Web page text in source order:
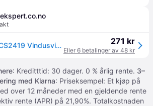
EINPARTS EPWBDCS2419 Vindusviskere 480mm, Flatt viskeblad, Sett 271 kr
Eller 6 betalinger av 48 kr
: Kreditttid: 30 dager. 0 % årlig rente. 3–
med Klarna: Priseksempel: Et kjøp på
over 12 måneder med en gjeldende rente
rente (APR) på 21,90%. Totalkostnaden